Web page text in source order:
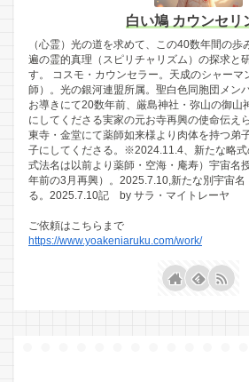
白い鳩 カウンセリ
（心霊）光の道を求めて、この40数年間の歩
遍の霊的真理（スピリチャリズム）の探求と
す。 コスモ・カウンセラー。天成のシャーマ
師）。光の銀河連盟所属。聖白色同胞団メン
お導きにて20数年前、厳島神社・弥山の御山
にしてくださる実家の元お寺再興の使命伝え
東寺・金堂にて薬師如来様より肉体を持つ弟
子にしてくださる。※2024.11.4、新たな略式
式法名は以前より薬師・空海・庵寿）宇宙名
年前の3月再興）。2025.7.10,新たな別宇宙
る。2025.7.10記 by サラ・マイトレーヤ
ご依頼はこちらまで
https://www.yoakeniaruku.com/work/